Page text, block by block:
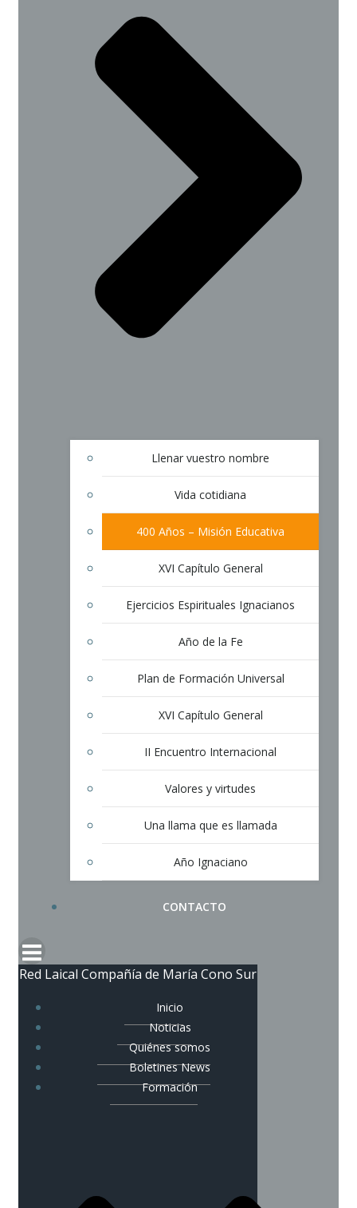
Llenar vuestro nombre
Vida cotidiana
400 Años – Misión Educativa
XVI Capítulo General
Ejercicios Espirituales Ignacianos
Año de la Fe
Plan de Formación Universal
XVI Capítulo General
II Encuentro Internacional
Valores y virtudes
Una llama que es llamada
Año Ignaciano
CONTACTO
Red Laical Compañía de María Cono Sur
Inicio
Noticias
Quiénes somos
Boletines News
Formación